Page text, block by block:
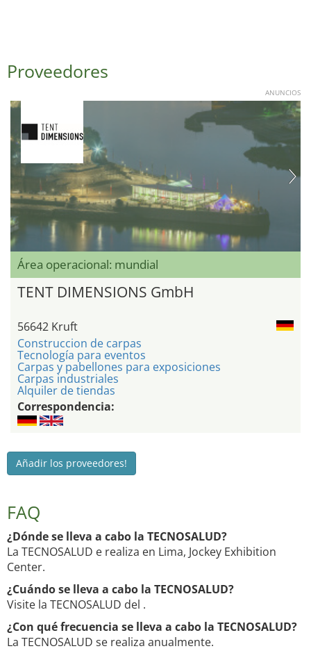
Proveedores
ANUNCIOS
Área operacional: mundial
TENT DIMENSIONS GmbH
56642 Kruft
Construccion de carpas
Tecnología para eventos
Carpas y pabellones para exposiciones
Carpas industriales
Alquiler de tiendas
Correspondencia:
Añadir los proveedores!
FAQ
¿Dónde se lleva a cabo la TECNOSALUD?
La TECNOSALUD e realiza en Lima, Jockey Exhibition
Center.
¿Cuándo se lleva a cabo la TECNOSALUD?
Visite la TECNOSALUD del .
¿Con qué frecuencia se lleva a cabo la TECNOSALUD?
La TECNOSALUD se realiza anualmente.